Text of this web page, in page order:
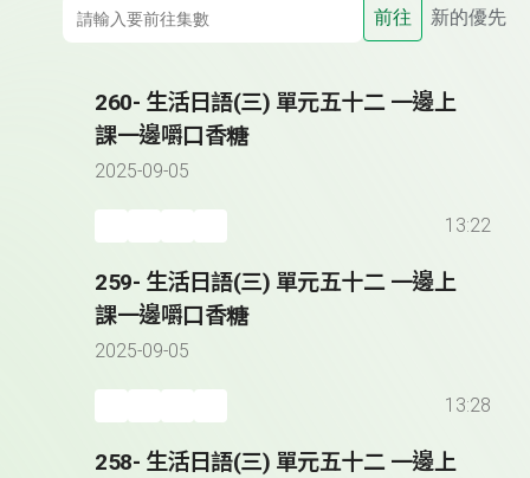
前往 新的優先
260- 生活日語(三) 單元五十二 一邊上
課一邊嚼口香糖
2025-09-05
13:22
259- 生活日語(三) 單元五十二 一邊上
課一邊嚼口香糖
2025-09-05
13:28
258- 生活日語(三) 單元五十二 一邊上